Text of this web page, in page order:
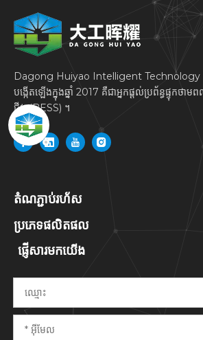
Dagong Huiyao Intelligent Technology
បង្កើតឡើងក្នុងឆ្នាំ 2017 គឺជាអ្នកផ្តល់ប្រព័ន្ធផ្ទុកថាម
ជីវៈ (BESS) ។
តំណភ្ជាប់រហ័ស
ប្រភេទផលិតផល
ផ្ញើសារមកយើង